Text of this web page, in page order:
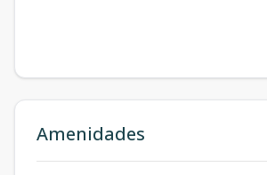
Amenidades